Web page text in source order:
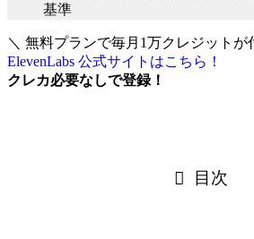
基準
＼ 無料プランで毎月1万クレジットが
ElevenLabs 公式サイトはこちら！
クレカ必要なしで登録！
目次